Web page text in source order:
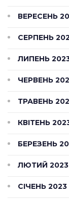
ВЕРЕСЕНЬ
СЕРПЕНЬ
ЛИПЕНЬ
ЧЕРВЕНЬ
ТРАВЕНЬ
КВІТЕНЬ
БЕРЕЗЕНЬ
ЛЮТИЙ 2023
СІЧЕНЬ 2023